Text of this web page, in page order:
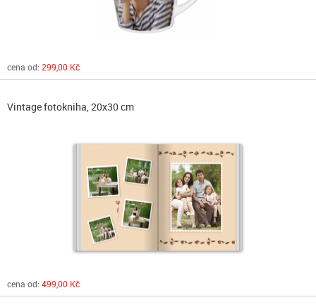
cena od: 299,00 Kč
Vintage fotokniha, 20x30 cm
cena od: 499,00 Kč